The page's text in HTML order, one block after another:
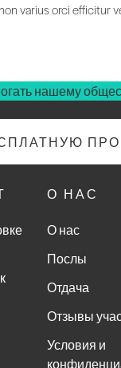
varius orci
нашему
О НАС
О нас
Послы
Отдача
Отзывы
Условия и